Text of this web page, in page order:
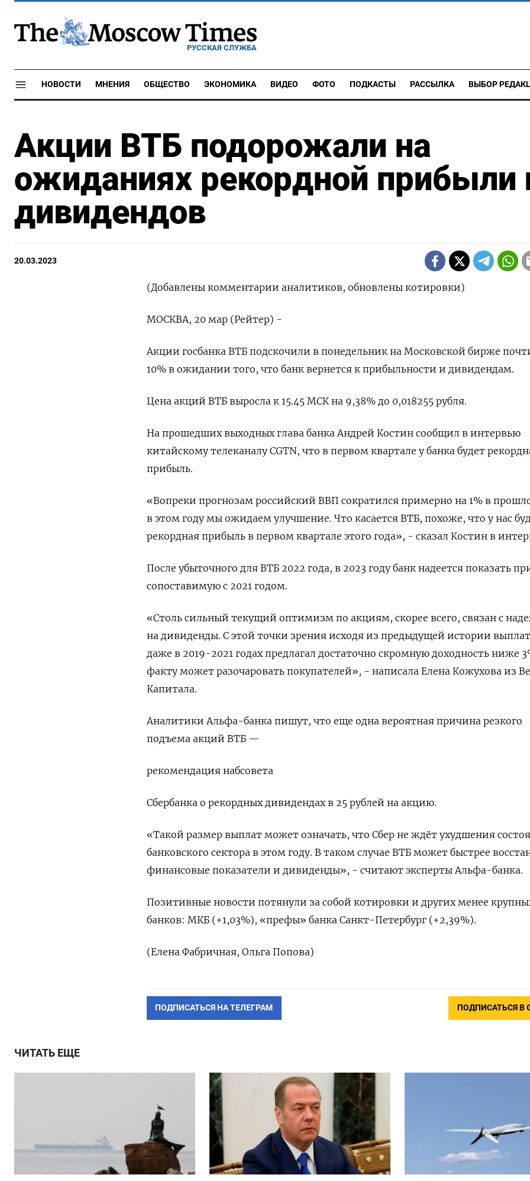
РУССКАЯ СЛУЖБА
НОВОСТИ МНЕНИЯ ОБЩЕСТВО ЭКОНОМИКА ВИДЕО ФОТО ПОДКАСТЫ РАССЫЛКА ВЫБОР
Акции ВТБ подорожали на
ожиданиях рекордной прибыли
дивидендов
20.03.2023
(Добавлены комментарии аналитиков, обновлены котировки)
МОСКВА, 20 мар (Рейтер) -
Акции госбанка ВТБ подскочили в понедельник на Московской бирже
10% в ожидании того, что банк вернется к прибыльности и дивидендам.
Цена акций ВТБ выросла к 15.45 МСК на 9,38% до 0,018255 рубля.
На прошедших выходных глава банка Андрей Костин сообщил в интервью
китайскому телеканалу CGTN, что в первом квартале у банка будет
прибыль.
«Вопреки прогнозам российский ВВП сократился примерно на 1% в
в этом году мы ожидаем улучшение. Что касается ВТБ, похоже, что у нас
рекордная прибыль в первом квартале этого года», - сказал Костин в
После убыточного для ВТБ 2022 года, в 2023 году банк надеется показать
сопоставимую с 2021 годом.
«Столь сильный текущий оптимизм по акциям, скорее всего, связан с
на дивиденды. С этой точки зрения исходя из предыдущей истории
даже в 2019-2021 годах предлагал достаточно скромную доходность ниже
факту может разочаровать покупателей», - написала Елена Кожухова из
Капитала.
Аналитики Альфа-банка пишут, что еще одна вероятная причина резкого
подъема акций ВТБ —
рекомендация набсовета
Сбербанка о рекордных дивидендах в 25 рублей на акцию.
«Такой размер выплат может означать, что Сбер не ждёт ухудшения
банковского сектора в этом году. В таком случае ВТБ может быстрее
финансовые показатели и дивиденды», - считают эксперты Альфа-банка.
Позитивные новости потянули за собой котировки и других менее
банков: МКБ (+1,03%), «префы» банка Санкт-Петербург (+2,39%).
(Елена Фабричная, Ольга Попова)
ПОДПИСАТЬСЯ НА ТЕЛЕГРАМ ПОДПИСАТЬСЯ В
ЧИТАТЬ ЕЩЕ